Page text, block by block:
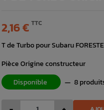
2,16 € TTC
T de Turbo pour Subaru
Pièce Origine constructeur
Disponible
— 8